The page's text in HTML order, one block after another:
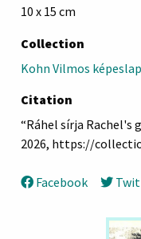
10 x 15 cm
Collection
Kohn Vilmos
Citation
“Ráhel sírja Rachel's
2026, https://
Facebook